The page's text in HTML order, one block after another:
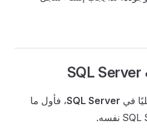
في SQL Server، فأول ما